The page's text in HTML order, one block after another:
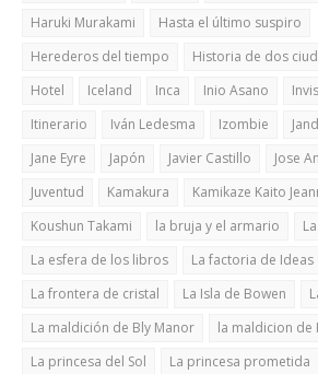
Haruki Murakami
Hasta el último suspiro
Herederos del tiempo
Historia de dos
Hotel
Iceland Inca Inio Asano
Itinerario
Iván Ledesma Izombie
Jane Eyre
Japón Javier Castillo
Jose
Juventud
Kamakura Kamikaze Kaito
Koushun Takami
la bruja y el armario
La esfera de los libros
La factoria de Ideas
La frontera de cristal
La Isla de Bowen
La maldición de Bly Manor
la maldicion de
La princesa del Sol
La princesa prometida